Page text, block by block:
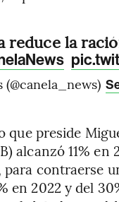
reduce la
que preside
alcanzó 11%
para
en 2022 y del